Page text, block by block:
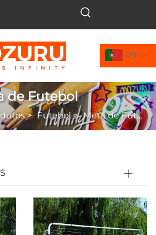
PT
de Futebol
>Futebol>Meta de Futebol